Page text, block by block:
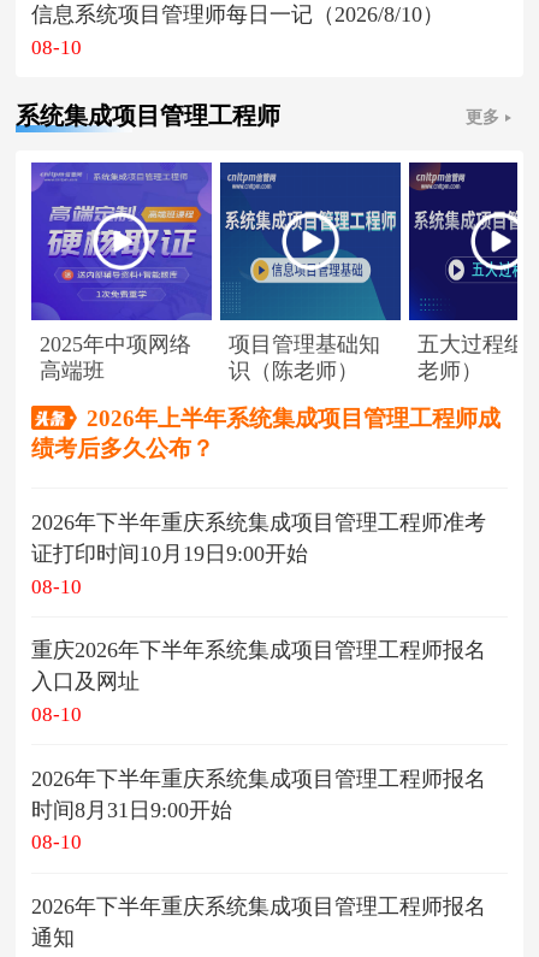
信息系统项目管理师每日一记（2026/8/10）
08-10
系统集成项目管理工程师 更多
2025年中项网络
高端班
项目管理基础知
识（陈老师）
五大过程组
老师）
2026年上半年系统集成项目管理工程师成
绩考后多久公布？
2026年下半年重庆系统集成项目管理工程师准考
证打印时间10月19日9:00开始
08-10
重庆2026年下半年系统集成项目管理工程师报名
入口及网址
08-10
2026年下半年重庆系统集成项目管理工程师报名
时间8月31日9:00开始
08-10
2026年下半年重庆系统集成项目管理工程师报名
通知